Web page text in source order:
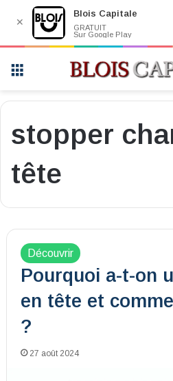
stopper
tête
Découvrir
Pourquoi a-t-on
en tête et
?
27 août 2024
✕
Blois Capitale
GRATUIT
Sur Google Play